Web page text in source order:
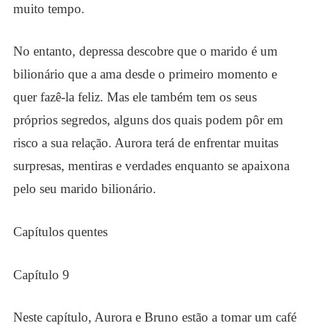
muito tempo.
No entanto, depressa descobre que o marido é um
bilionário que a ama desde o primeiro momento e
quer fazê-la feliz. Mas ele também tem os seus
próprios segredos, alguns dos quais podem pôr em
risco a sua relação. Aurora terá de enfrentar muitas
surpresas, mentiras e verdades enquanto se apaixona
pelo seu marido bilionário.
Capítulos quentes
Capítulo 9
Neste capítulo, Aurora e Bruno estão a tomar um café